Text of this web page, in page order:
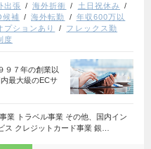
出張 海外折衝
土日祝休み
候補 海外転勤
年収600万以
プションあり
フレックス勤
度
９７年の創業以
最大級のECサ
業 トラベル事業 その他、国内イン
ス クレジットカード事業 銀…